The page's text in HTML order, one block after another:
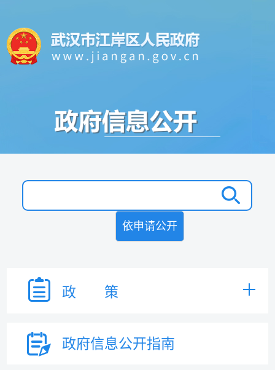
依申请公开
政 策
政府信息公开指南